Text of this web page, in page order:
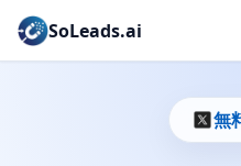
SoLeads.ai
無